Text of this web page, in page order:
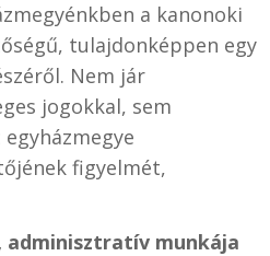
a kanonoki
tulajdonképpen egy
Nem jár
jogokkal, sem
figyelmét,
adminisztratív munkája